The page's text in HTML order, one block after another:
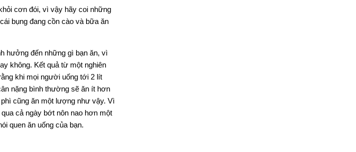
cơn đói, vì vậy hãy coi những
bụng đang cồn cào và bữa ăn
hưởng đến những gì bạn ăn, vì
không. Kết quả từ một nghiên
khi mọi người uống tới 2 lít
nặng bình thường sẽ ăn ít hơn
cũng ăn một lượng như vậy. Vì
cả ngày bớt nôn nao hơn một
quen ăn uống của bạn.